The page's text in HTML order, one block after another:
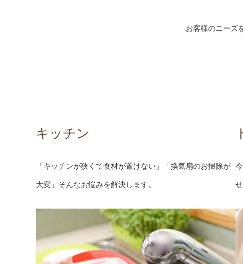
お客様のニーズ
キッチン
「キッチンが狭くて食材が置けない」「換気扇のお掃除が
大変」そんなお悩みを解決します。